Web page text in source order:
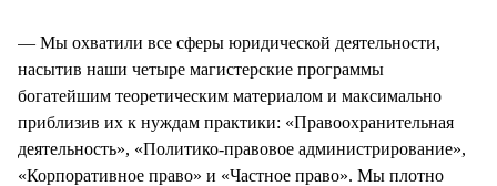
— Мы охватили все сферы юридической деятельности,
насытив наши четыре магистерские программы
богатейшим теоретическим материалом и максимально
приблизив их к нуждам практики: «Правоохранительная
деятельность», «Политико-правовое администрирование»,
«Корпоративное право» и «Частное право». Мы плотно